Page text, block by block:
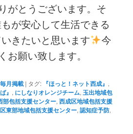
がとうございます。そ
が安心して生活できる
きたいと思います
今
お願い致します。
毎月掲載 | タグ: 『ほっと！ネット西成』 ,
』 , にしなりオレンジチーム, 玉出地域包
部包括支援センター,西成区地域包括支援
東部地域包括支援センター,認知症予防,